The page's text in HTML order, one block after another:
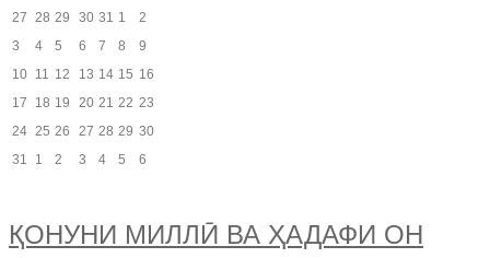
27 28 29 30 31 1
2
3
4 5 6 7 8
9
10 11 12 13 14 15 16
17
18 19 20 21 22 23
24 25 26 27 28 29 30
31
1 2 3 4 5 6
ҚОНУНИ МИЛЛӢ ВА ҲАДАФИ ОН